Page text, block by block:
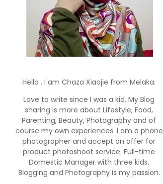
Hello . I am Chaza Xiaojie from Melaka.
Love to write since I was a kid. My Blog
sharing is more about Lifestyle, Food,
Parenting, Beauty, Photography and of
course my own experiences. I am a phone
photographer and accept an offer for
product photoshoot service. Full-time
Domestic Manager with three kids.
Blogging and Photography is my passion.